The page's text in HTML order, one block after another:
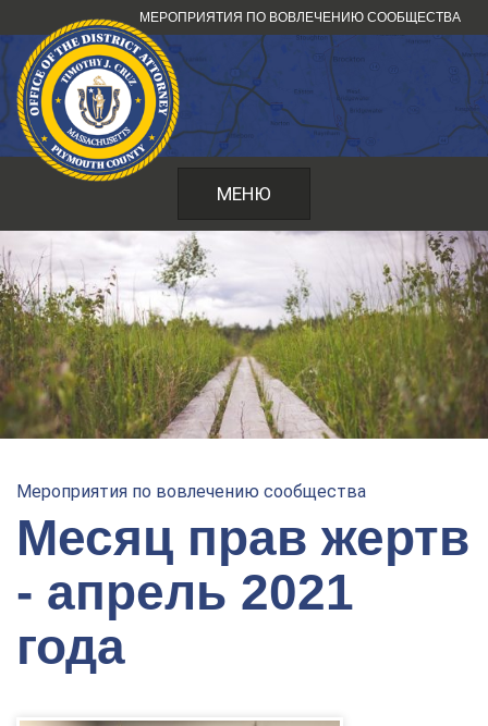
к
содержанию
МЕРОПРИЯТИЯ ПО ВОВЛЕЧЕНИЮ СООБЩЕСТВА
МЕНЮ
Мероприятия по вовлечению сообщества
Месяц прав жертв
- апрель 2021
года